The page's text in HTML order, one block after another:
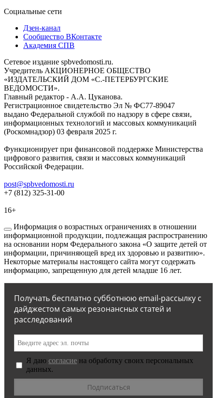
Социальные сети
Дзен-канал
Сообщество ВКонтакте
Академия СПВ
Сетевое издание spbvedomosti.ru.
Учредитель АКЦИОНЕРНОЕ ОБЩЕСТВО
«ИЗДАТЕЛЬСКИЙ ДОМ «С.-ПЕТЕРБУРГСКИЕ
ВЕДОМОСТИ».
Главный редактор - А.А. Цуканова.
Регистрационное свидетельство Эл № ФС77-89047
выдано Федеральной службой по надзору в сфере связи,
информационных технологий и массовых коммуникаций
(Роскомнадзор) 03 февраля 2025 г.
Функционирует при финансовой поддержке Министерства
цифрового развития, связи и массовых коммуникаций
Российской Федерации.
post@spbvedomosti.ru
+7 (812) 325-31-00
16+
Информация о возрастных ограничениях в отношении
информационной продукции, подлежащая распространению
на основании норм Федерального закона «О защите детей от
информации, причиняющей вред их здоровью и развитию».
Некоторые материалы настоящего сайта могут содержать
информацию, запрещенную для детей младше 16 лет.
Получать бесплатно субботнюю email-рассылку с
дайджестом самых резонансных статей и
расследований
Я даю согласие на обработку своих персональных
данных.